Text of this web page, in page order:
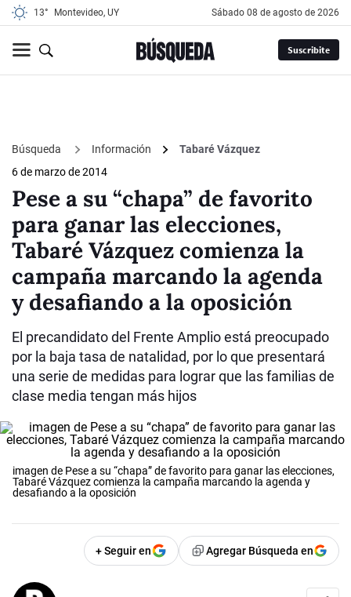
13° Montevideo, UY sábado 08 de agosto de 2026
Suscribite
Búsqueda Información
Tabaré Vázquez
6 de marzo de 2014
Pese a su “chapa” de favorito
para ganar las elecciones,
Tabaré Vázquez comienza la
campaña marcando la agenda
y desafiando a la oposición
El precandidato del Frente Amplio está preocupado
por la baja tasa de natalidad, por lo que presentará
una serie de medidas para lograr que las familias de
clase media tengan más hijos
imagen de Pese a su “chapa” de favorito para ganar las elecciones,
Tabaré Vázquez comienza la campaña marcando la agenda y
desafiando a la oposición
+ Seguir en Agregar Búsqueda en